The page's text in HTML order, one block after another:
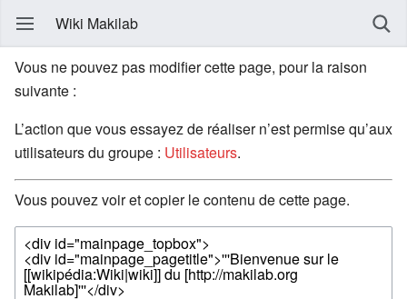
Wiki Makilab
Vous ne pouvez pas modifier cette page, pour la raison
suivante :
L’action que vous essayez de réaliser n’est permise qu’aux
utilisateurs du groupe : Utilisateurs.
Vous pouvez voir et copier le contenu de cette page.